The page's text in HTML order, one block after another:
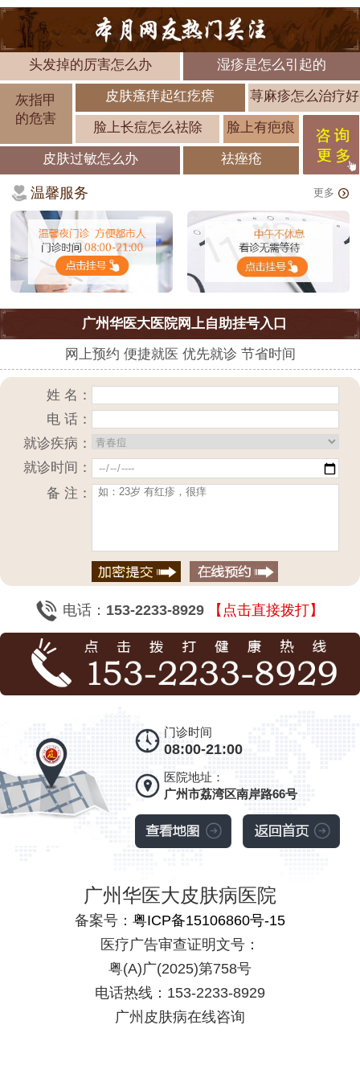
头发掉的厉害怎么办 湿疹是怎么引起的
灰指甲
的危害
皮肤瘙痒起红疙瘩 荨麻疹怎么治疗好
脸上长痘怎么祛除 脸上有疤痕
皮肤过敏怎么办 祛痤疮
温馨服务 更多
广州华医大医院网上自助挂号入口
网上预约 便捷就医 优先就诊 节省时间
姓 名：
电 话：
就诊疾病：
就诊时间：
备 注：
电话： 153-2233-8929 【点击直接拨打】
门诊时间
08:00-21:00
医院地址：
广州市荔湾区南岸路66号
广州华医大皮肤病医院
备案号： 粤ICP备15106860号-15
医疗广告审查证明文号：
粤(A)广(2025)第758号
电话热线：153-2233-8929
广州皮肤病在线咨询